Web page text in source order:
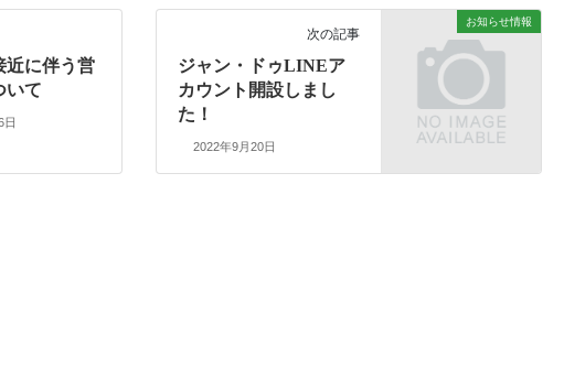
近に伴う営
いて
日
お知らせ情報
次の記事
ジャン・ドゥLINEア
カウント開設しまし
た！
2022年9月20日